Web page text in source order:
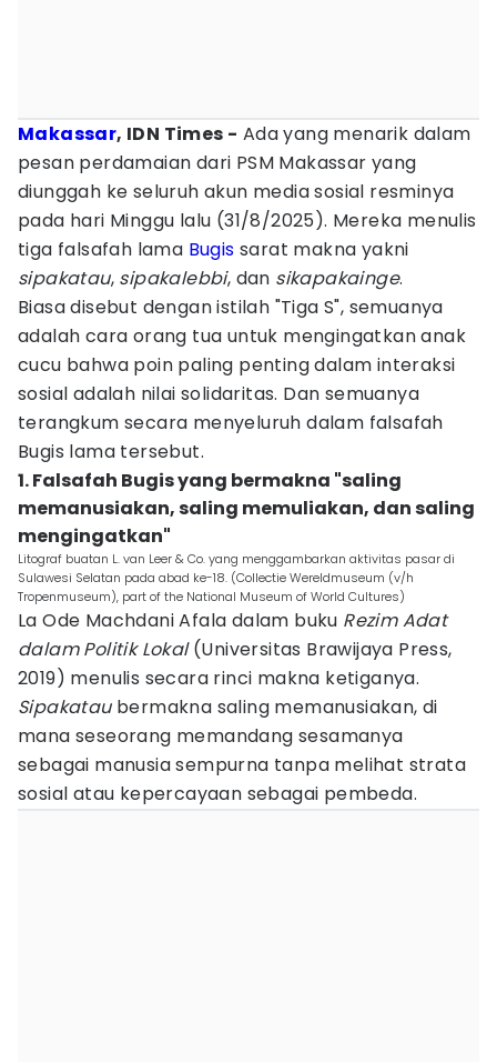
Makassar, IDN Times - Ada yang menarik dalam
pesan perdamaian dari PSM Makassar yang
diunggah ke seluruh akun media sosial resminya
pada hari Minggu lalu (31/8/2025). Mereka menulis
tiga falsafah lama Bugis sarat makna yakni
sipakatau, sipakalebbi, dan sikapakainge.
Biasa disebut dengan istilah "Tiga S", semuanya
adalah cara orang tua untuk mengingatkan anak
cucu bahwa poin paling penting dalam interaksi
sosial adalah nilai solidaritas. Dan semuanya
terangkum secara menyeluruh dalam falsafah
Bugis lama tersebut.
1. Falsafah Bugis yang bermakna "saling
memanusiakan, saling memuliakan, dan saling
mengingatkan"
Litograf buatan L. van Leer & Co. yang menggambarkan aktivitas pasar di
Sulawesi Selatan pada abad ke-18. (Collectie Wereldmuseum (v/h
Tropenmuseum), part of the National Museum of World Cultures)
La Ode Machdani Afala dalam buku Rezim Adat
dalam Politik Lokal(Universitas Brawijaya Press,
2019) menulis secara rinci makna ketiganya.
Sipakatau bermakna saling memanusiakan, di
mana seseorang memandang sesamanya
sebagai manusia sempurna tanpa melihat strata
sosial atau kepercayaan sebagai pembeda.